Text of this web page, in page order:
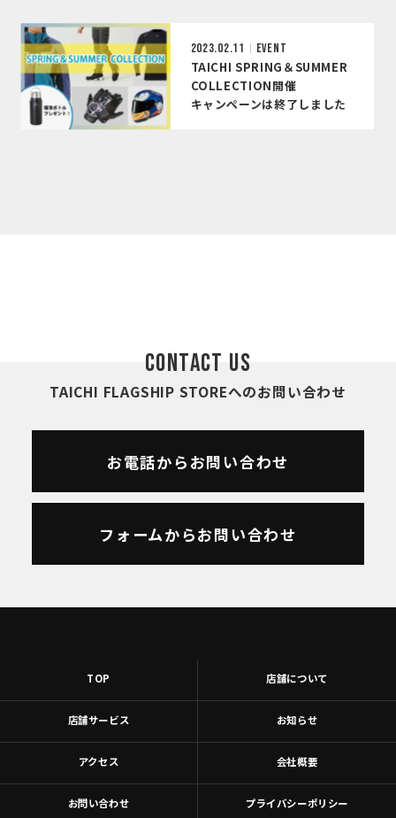
2023.02.11 EVENT
TAICHI SPRING＆SUMMER
COLLECTION開催
キャンペーンは終了しました
CONTACT US
TAICHI FLAGSHIP STOREへのお問い合わせ
お電話からお問い合わせ
フォームからお問い合わせ
TOP 店舗について
店舗サービス お知らせ
アクセス 会社概要
お問い合わせ プライバシーポリシー